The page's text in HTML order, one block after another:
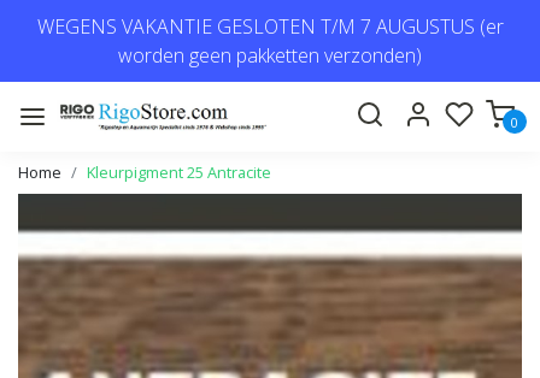
WEGENS VAKANTIE GESLOTEN T/M 7 AUGUSTUS (er
worden geen pakketten verzonden)
0
Home Kleurpigment 25 Antracite